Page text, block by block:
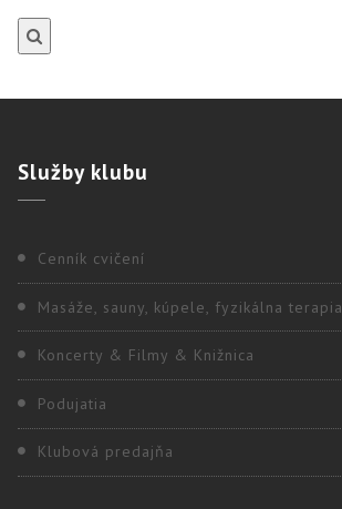
Službyklubu
Cenník cvičení
Masáže, sauny, kúpele, fyzikálna terapia
Koncerty & Filmy & Knižnica
Podujatia
Klubová predajňa